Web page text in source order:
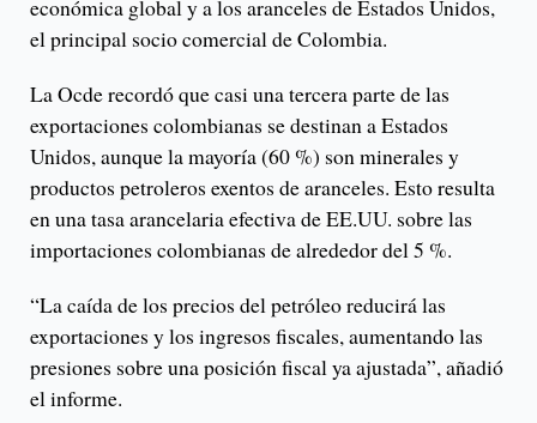
económica global y a los aranceles de Estados Unidos,
el principal socio comercial de Colombia.
La Ocde recordó que casi una tercera parte de las
exportaciones colombianas se destinan a Estados
Unidos, aunque la mayoría (60 %) son minerales y
productos petroleros exentos de aranceles. Esto resulta
en una tasa arancelaria efectiva de EE.UU. sobre las
importaciones colombianas de alrededor del 5 %.
“La caída de los precios del petróleo reducirá las
exportaciones y los ingresos fiscales, aumentando las
presiones sobre una posición fiscal ya ajustada”, añadió
el informe.